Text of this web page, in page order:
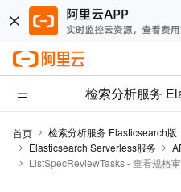
检索分析服务
首页 检索分析服务 Elasticsearch版
Elasticsearch Serverless服务
ListSpecReviewTasks - 查看规格